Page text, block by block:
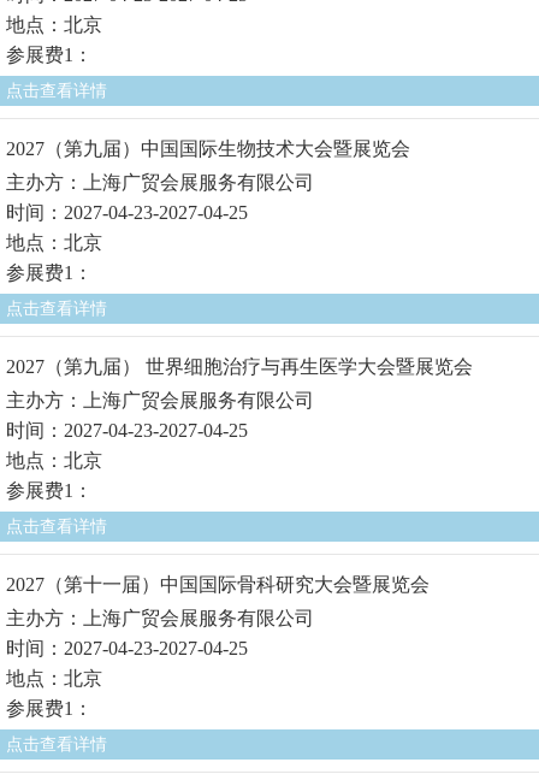
地点：北京
参展费1：
点击查看详情
2027（第九届）中国国际生物技术大会暨展览会
主办方：上海广贸会展服务有限公司
时间：2027-04-23-2027-04-25
地点：北京
参展费1：
点击查看详情
2027（第九届） 世界细胞治疗与再生医学大会暨展览会
主办方：上海广贸会展服务有限公司
时间：2027-04-23-2027-04-25
地点：北京
参展费1：
点击查看详情
2027（第十一届）中国国际骨科研究大会暨展览会
主办方：上海广贸会展服务有限公司
时间：2027-04-23-2027-04-25
地点：北京
参展费1：
点击查看详情